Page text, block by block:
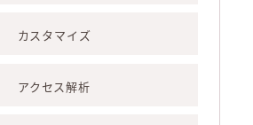
カスタマイズ
アクセス解析